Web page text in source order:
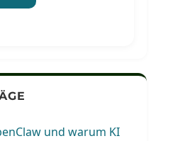
und warum KI